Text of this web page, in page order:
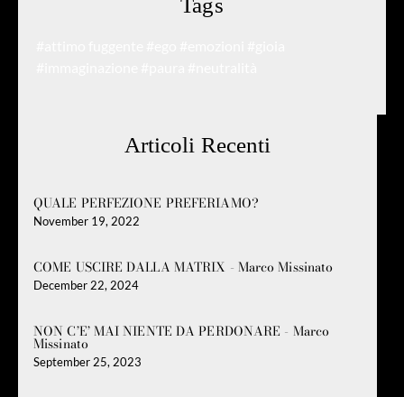
Tags
Articoli Recenti
QUALE PERFEZIONE PREFERIAMO?
November 19, 2022
COME USCIRE DALLA MATRIX - Marco Missinato
December 22, 2024
NON C’E’ MAI NIENTE DA PERDONARE - Marco
Missinato
September 25, 2023